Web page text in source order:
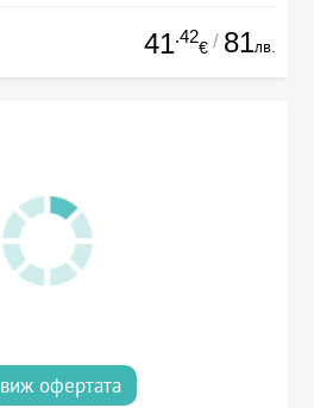
41.42
€ / 81лв.
виж офертата